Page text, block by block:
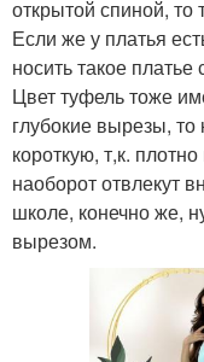
открытой спиной,
Если же у платья
носить такое
Цвет туфель тоже
глубокие вырезы,
короткую, т,к.
наоборот отвлекут
школе, конечно же,
вырезом.